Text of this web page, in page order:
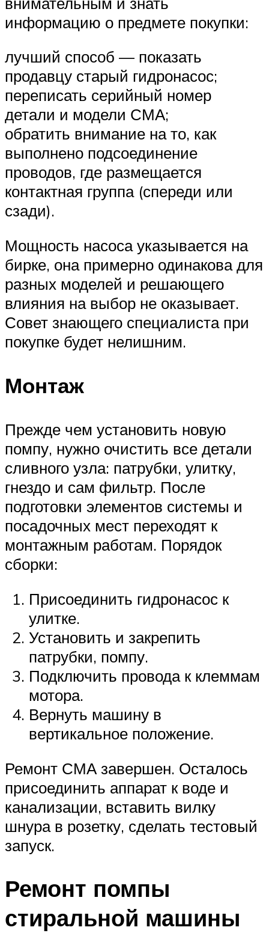
информацию о предмете покупки:
лучший способ — показать
продавцу старый гидронасос;
переписать серийный номер
детали и модели СМА;
обратить внимание на то, как
выполнено подсоединение
проводов, где размещается
контактная группа (спереди или
сзади).
Мощность насоса указывается на
бирке, она примерно одинакова для
разных моделей и решающего
влияния на выбор не оказывает.
Совет знающего специалиста при
покупке будет нелишним.
Монтаж
Прежде чем установить новую
помпу, нужно очистить все детали
сливного узла: патрубки, улитку,
гнездо и сам фильтр. После
подготовки элементов системы и
посадочных мест переходят к
монтажным работам. Порядок
сборки:
Присоединить гидронасос к
улитке.
Установить и закрепить
патрубки, помпу.
Подключить провода к клеммам
мотора.
Вернуть машину в
вертикальное положение.
Ремонт СМА завершен. Осталось
присоединить аппарат к воде и
канализации, вставить вилку
шнура в розетку, сделать тестовый
запуск.
Ремонт помпы
стиральной машины